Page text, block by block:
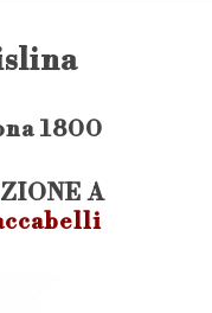
1800
A